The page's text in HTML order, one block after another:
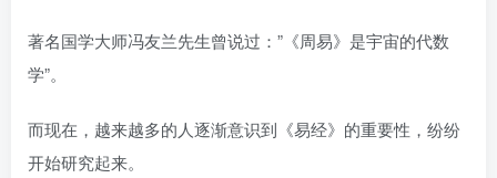
著名国学大师冯友兰先生曾说过：”《周易》是宇宙的代数
学”。
而现在，越来越多的人逐渐意识到《易经》的重要性，纷纷
开始研究起来。